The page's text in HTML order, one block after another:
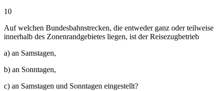
10
Auf welchen Bundesbahnstrecken, die entweder ganz oder teilweise
innerhalb des Zonenrandgebietes liegen, ist der Reisezugbetrieb
a) an Samstagen,
b) an Sonntagen,
c) an Samstagen und Sonntagen eingestellt?